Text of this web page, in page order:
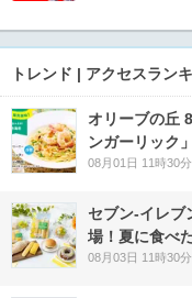
トレンド | アクセスラン
オリーブの丘
ンガーリック
08月01日 11時30分
セブン‐イレ
場！夏に食べ
08月03日 11時30分